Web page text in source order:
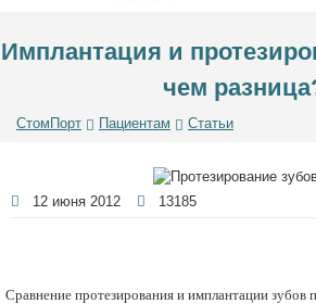
Имплантация и
чем
СтомПорт Пациентам Статьи
12 июня 2012 13185
Сравнение протезирования и имплантации зубов